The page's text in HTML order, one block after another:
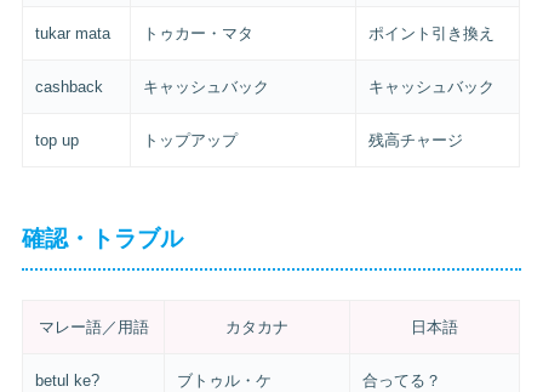
tukar mata トゥカー・マタ ポイント引き換え
cashback キャッシュバック キャッシュバック
top up トップアップ 残高チャージ
確認・トラブル
マレー語／用語 カタカナ 日本語
betul ke? ブトゥル・ケ 合ってる？